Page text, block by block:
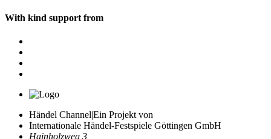
With kind support from
Händel Channel|Ein Projekt von
Internationale Händel-Festspiele Göttingen GmbH
Hainholzweg 3